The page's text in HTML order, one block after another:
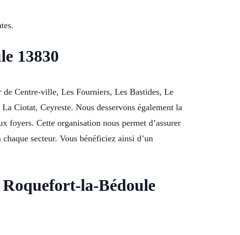
13830
Centre-ville, Les Fourniers, Les Bastides, Le
Ciotat, Ceyreste. Nous desservons également la
foyers. Cette organisation nous permet d’assurer
secteur. Vous bénéficiez ainsi d’un
la-Bédoule